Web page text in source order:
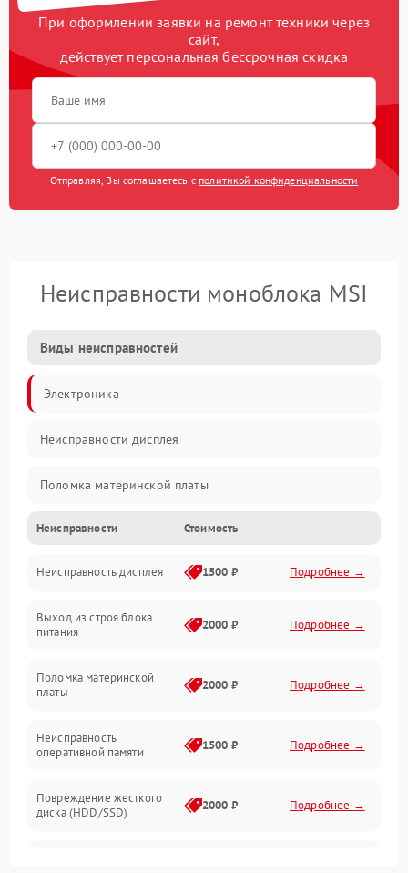
При оформлении заявки на ремонт техники через
сайт,
действует персональная бессрочная скидка
Отправляя, Вы соглашаетесь с политикой конфиденциальности
Неисправности моноблока MSI
Виды неисправностей
Электроника
Неисправности дисплея
Поломка материнской платы
Неисправность системы охлаждения
Неисправность BIOS
Повреждение корпуса
Повреждение разъёмов (USB, HDMI и др.)
Поломка видеокарты
Неисправности Стоимость
Неисправность дисплея 1500 ₽ Подробнее →
Выход из строя блока
питания
2000 ₽ Подробнее →
Поломка материнской
платы
2000 ₽ Подробнее →
Неисправность
оперативной памяти
1500 ₽ Подробнее →
Повреждение жесткого
диска (HDD/SSD)
2000 ₽ Подробнее →